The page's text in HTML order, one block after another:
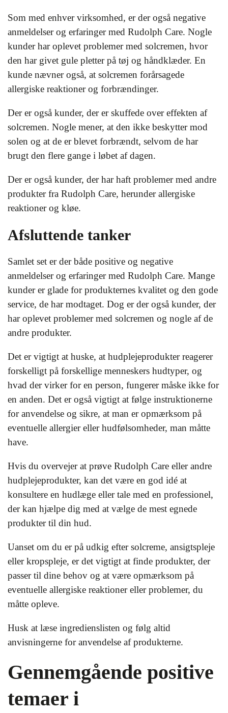
Som med enhver virksomhed, er der også negative
anmeldelser og erfaringer med Rudolph Care. Nogle
kunder har oplevet problemer med solcremen, hvor
den har givet gule pletter på tøj og håndklæder. En
kunde nævner også, at solcremen forårsagede
allergiske reaktioner og forbrændinger.
Der er også kunder, der er skuffede over effekten af
solcremen. Nogle mener, at den ikke beskytter mod
solen og at de er blevet forbrændt, selvom de har
brugt den flere gange i løbet af dagen.
Der er også kunder, der har haft problemer med andre
produkter fra Rudolph Care, herunder allergiske
reaktioner og kløe.
Afsluttende tanker
Samlet set er der både positive og negative
anmeldelser og erfaringer med Rudolph Care. Mange
kunder er glade for produkternes kvalitet og den gode
service, de har modtaget. Dog er der også kunder, der
har oplevet problemer med solcremen og nogle af de
andre produkter.
Det er vigtigt at huske, at hudplejeprodukter reagerer
forskelligt på forskellige menneskers hudtyper, og
hvad der virker for en person, fungerer måske ikke for
en anden. Det er også vigtigt at følge instruktionerne
for anvendelse og sikre, at man er opmærksom på
eventuelle allergier eller hudfølsomheder, man måtte
have.
Hvis du overvejer at prøve Rudolph Care eller andre
hudplejeprodukter, kan det være en god idé at
konsultere en hudlæge eller tale med en professionel,
der kan hjælpe dig med at vælge de mest egnede
produkter til din hud.
Uanset om du er på udkig efter solcreme, ansigtspleje
eller kropspleje, er det vigtigt at finde produkter, der
passer til dine behov og at være opmærksom på
eventuelle allergiske reaktioner eller problemer, du
måtte opleve.
Husk at læse ingredienslisten og følg altid
anvisningerne for anvendelse af produkterne.
Gennemgående positive
temaer i